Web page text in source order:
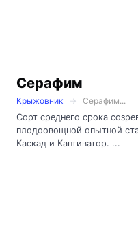
Серафим
Крыжовник
Серафим...
Сорт среднего срока
плодоовощной опытной
Каскад и Каптиватор. ...